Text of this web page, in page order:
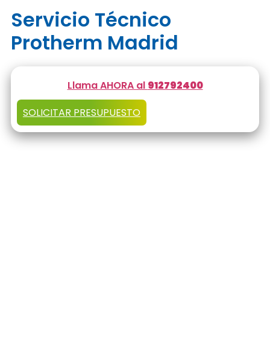
Servicio Técnico
Protherm Madrid
Llama AHORA al 912792400
SOLICITAR PRESUPUESTO